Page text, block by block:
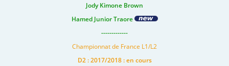
Jody Kimone Brown
Hamed Junior Traore
-------------
Championnat de France L1/L2
D2 : 2017/2018 : en cours